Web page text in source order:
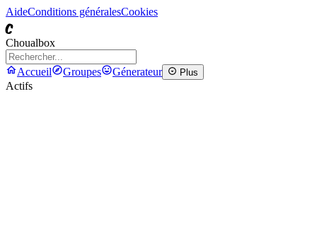
AideConditions généralesCookies
C
Choualbox
Accueil Groupes Génerateur Plus
Actifs